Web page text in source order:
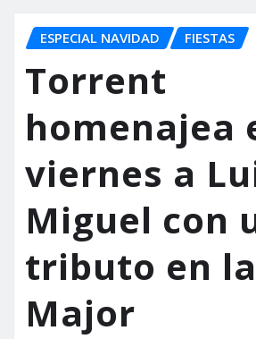
ESPECIAL NAVIDAD FIESTAS
Torrent
homenajea
viernes a
Miguel con
tributo en
Major